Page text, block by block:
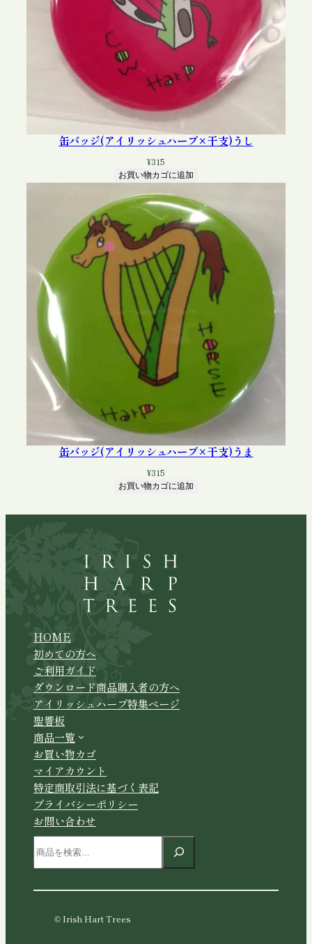
缶バッジ(アイリッシュハープ×干支)うし
¥315
お買い物カゴに追加
缶バッジ(アイリッシュハープ×干支)うま
¥315
お買い物カゴに追加
HOME
初めての方へ
ご利用ガイド
ダウンロード商品購入者の方へ
アイリッシュハープ特集ページ
聖響板
商品一覧
お買い物カゴ
マイアカウント
特定商取引法に基づく表記
プライバシーポリシー
お問い合わせ
索
© Irish Hart Trees